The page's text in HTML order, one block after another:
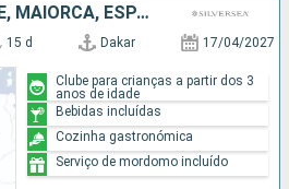
SENEGAL, CABO VERDE, MAIORCA, ESPANHA, PORTUGAL, MARROCOS
15 d Dakar 17/04/2027
Clube para crianças a partir dos 3
anos de idade
Bebidas incluídas
Cozinha gastronómica
Serviço de mordomo incluído